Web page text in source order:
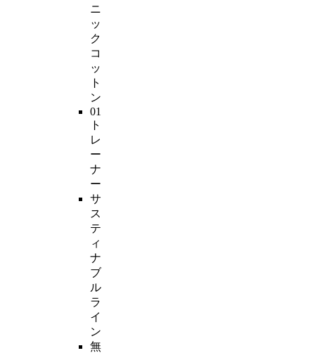
ニ
ッ
ク
コ
ッ
ト
ン
01
ト
レ
ー
ナ
ー
サ
ス
テ
ィ
ナ
ブ
ル
ラ
イ
ン
無